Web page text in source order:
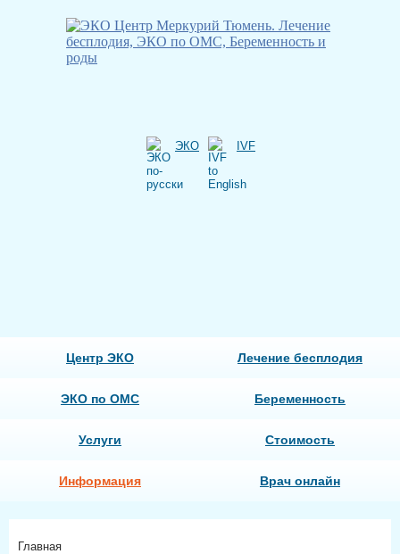
ЭКО IVF
Центр ЭКО Лечение бесплодия
ЭКО по ОМС Беременность
Услуги Стоимость
Информация Врач онлайн
Главная